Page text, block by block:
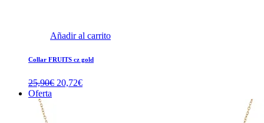
Añadir al carrito
Collar FRUITS cz gold
25,90€ El
20,72€El
Oferta